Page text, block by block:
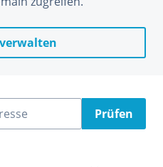
Prüfen